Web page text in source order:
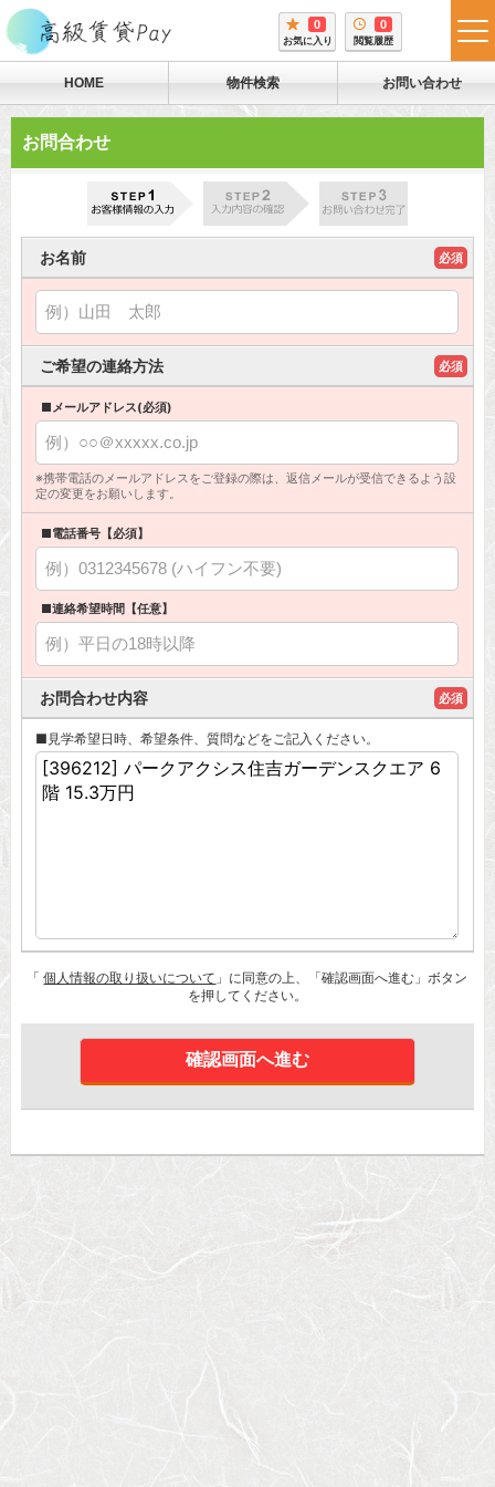
0
お気に入り
0
閲覧履歴
HOME 物件検索 お問い合わせ
お問合わせ
お名前 必須
ご希望の連絡方法 必須
■メールアドレス(必須)
※携帯電話のメールアドレスをご登録の際は、返信メールが受信できるよう設
定の変更をお願いします。
■電話番号【必須】
■連絡希望時間【任意】
お問合わせ内容 必須
■見学希望日時、希望条件、質問などをご記入ください。
「個人情報の取り扱いについて 」に同意の上、「確認画面へ進む」ボタン
を押してください。